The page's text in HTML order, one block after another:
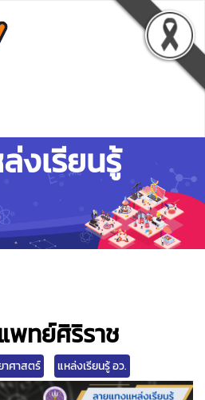
งเรียนรู้
ทย์ศิริราช
ศาสตร์ แหล่งเรียนรู้ อว.